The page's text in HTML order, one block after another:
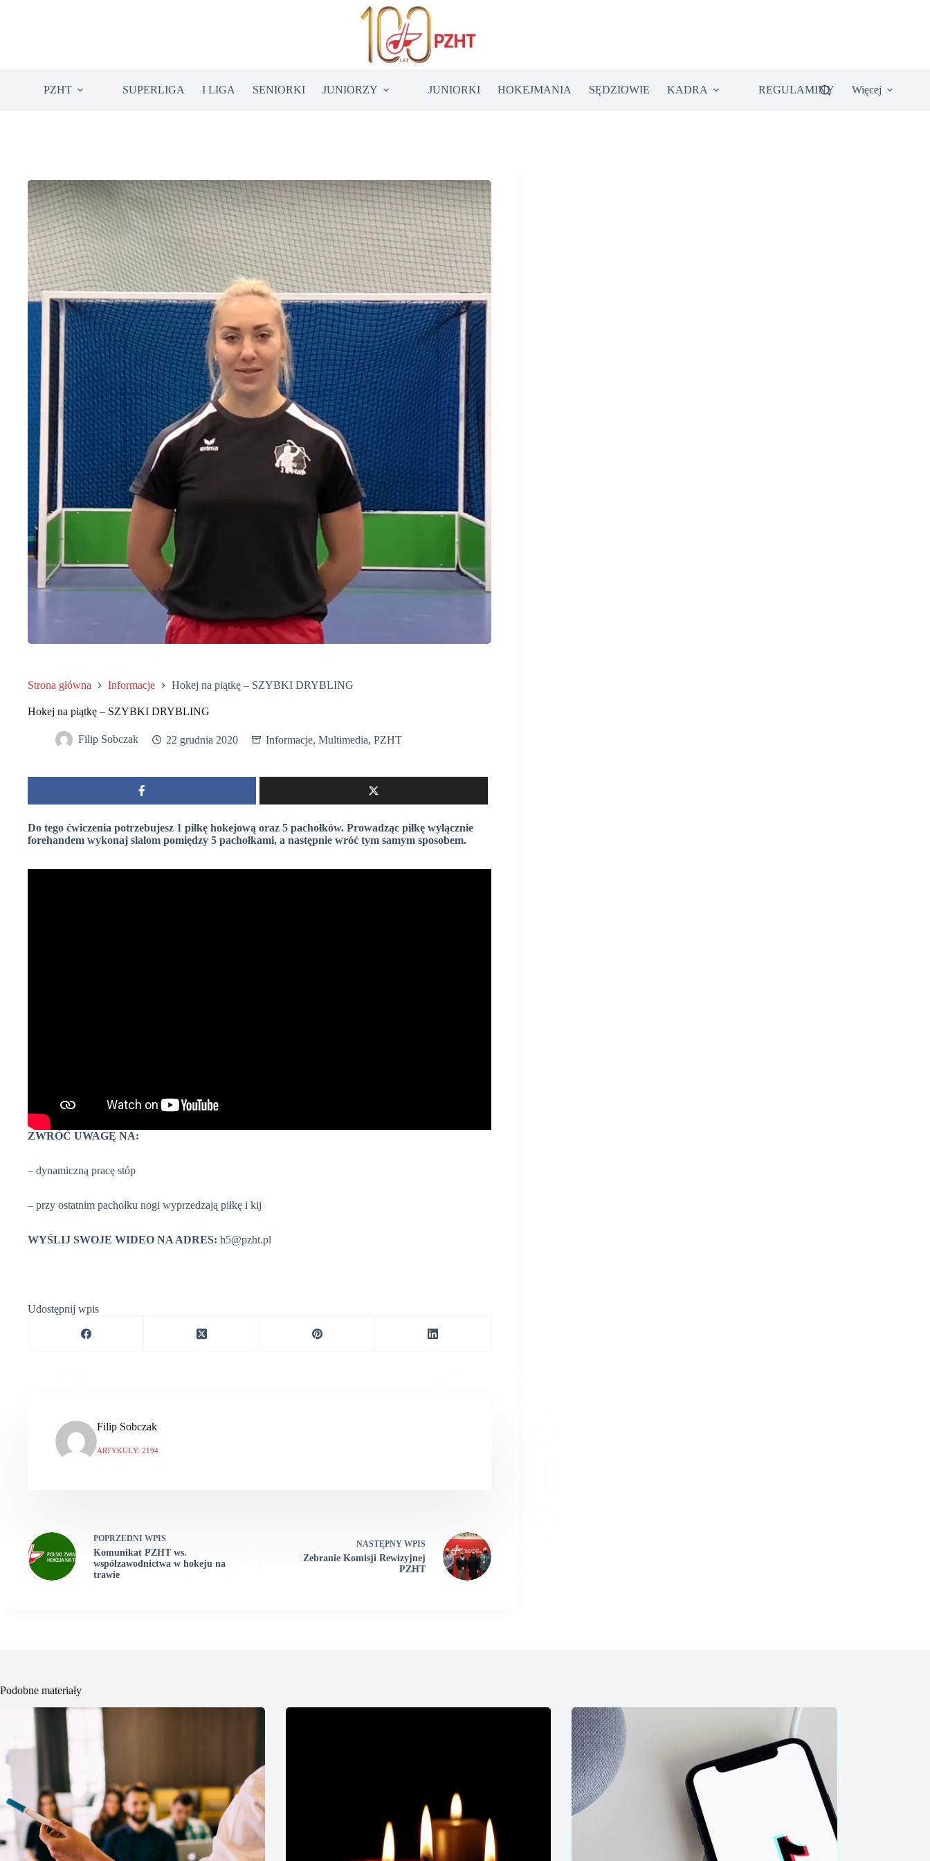
PZHT SUPERLIGA I LIGA SENIORKI JUNIORZY JUNIORKI HOKEJMANIA SĘDZIOWIE KADRA REGULAMINY Więcej
Strona główna Informacje Hokej na piątkę – SZYBKI DRYBLING
Hokej na piątkę – SZYBKI DRYBLING
Filip Sobczak 22 grudnia 2020 Informacje, Multimedia, PZHT
Do tego ćwiczenia potrzebujesz 1 piłkę hokejową oraz 5 pachołków. Prowadząc piłkę wyłącznie
forehandem wykonaj slalom pomiędzy 5 pachołkami, a następnie wróć tym samym sposobem.
ZWRÓĆ UWAGĘ NA:
– dynamiczną pracę stóp
– przy ostatnim pachołku nogi wyprzedzają piłkę i kij
WYŚLIJ SWOJE WIDEO NA ADRES: h5@pzht.pl
Udostępnij wpis
Filip Sobczak
ARTYKUŁY: 2194
POPRZEDNI WPIS
Komunikat PZHT ws.
współzawodnictwa w hokeju na
trawie
NASTĘPNY WPIS
Zebranie Komisji Rewizyjnej
PZHT
Podobne materiały